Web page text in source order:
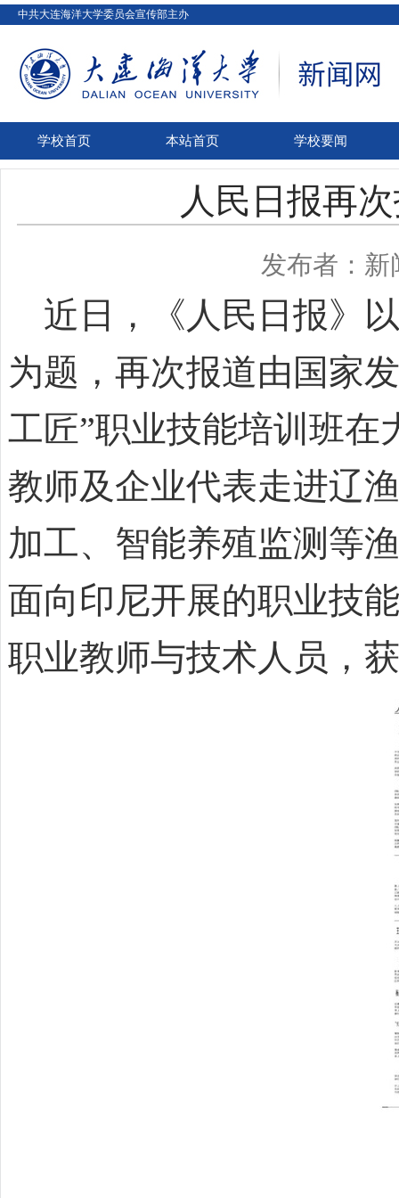
中共大连海洋大学委员会宣传部主办
学校首页 本站首页 学校要闻
人民日报再
发布者：新
近日，《人民日报》
为题，再次报道由国家
工匠”职业技能培训班
教师及企业代表走进辽
加工、智能养殖监测等
面向印尼开展的职业技
职业教师与技术人员，